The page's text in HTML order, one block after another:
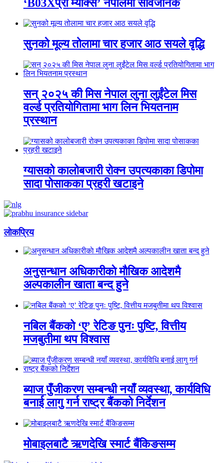
‘B03Xप्रो म्याक्स’ नेपालमा सार्वजनिक
सुनको मूल्य तोलामा चार हजार आठ सयले वृद्धि
सन् २०२५ की मिस नेपाल लुना लुईंटेल मिस
वर्ल्ड प्रतियोगितामा भाग लिन भियतनाम
प्रस्थान
ग्यासको कालोबजारी रोक्न उपत्यकाका डिपोमा
सादा पोसाकका प्रहरी खटाइने
लाेकप्रिय
अनुसन्धान अधिकारीकाे माैखिक आदेशमै
अल्पकालीन खाता बन्द हुने
नबिल बैंकको ‘ए’ रेटिङ पुनः पुष्टि, वित्तीय
मजबुतीमा थप विश्वास
ब्याज पुँजीकरण सम्बन्धी नयाँ व्यवस्था, कार्यविधि
बनाई लागु गर्न राष्ट्र बैंकको निर्देशन
मोबाइलबाटै ऋणदेखि स्मार्ट बैंकिङसम्म